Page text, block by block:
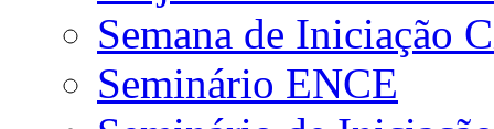
Semana de Iniciação
Seminário ENCE